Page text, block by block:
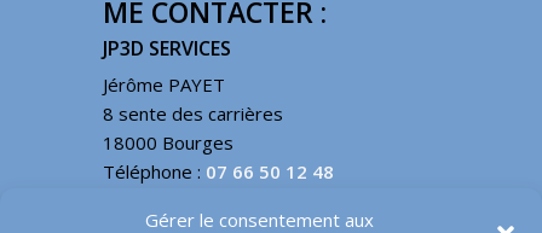
Gérer le consentement aux
ME CONTACTER :
JP3D SERVICES
Jérôme PAYET
8 sente des carrières
18000 Bourges
Téléphone : 07 66 50 12 48